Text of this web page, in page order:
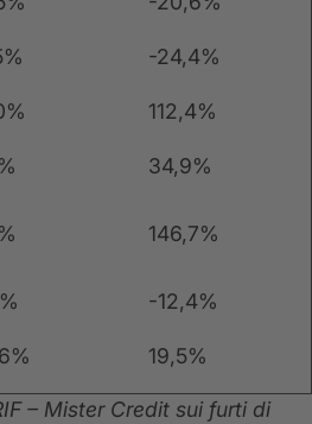
-24,4%
112,4%
34,9%
146,7%
-12,4%
19,5%
– Mister Credit sui furti di